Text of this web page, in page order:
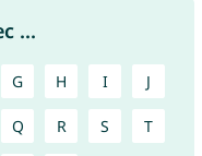
...
G H I J
Q R S T